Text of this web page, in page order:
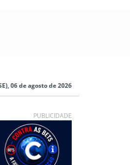
06 de agosto de 2026
PUBLICIDADE